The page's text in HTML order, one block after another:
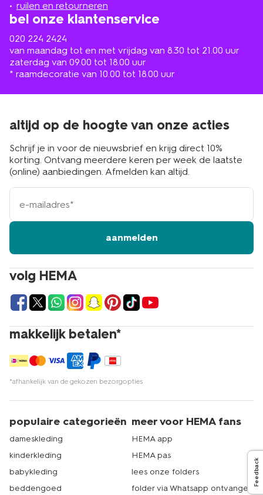
ruilen en retourneren
bel onze klantenservice
020 224 2424
van maandag tot en met vrijdag van 8.30 tot 21.00 uur
zaterdag van 09.00 tot 18.00 uur
* raamdecoratie van 10.00 tot 18.00 uur
volg HEMA
makkelijk betalen*
*afhankelijk van de gekozen bezorgopties
altijd op de hoogte van onze acties
Schrijf je in voor de nieuwsbrief en krijg direct 10%
korting. Ontvang meerdere keren per week de laatste
(online) aanbiedingen. Afmelden kan altijd.
e-
mailadres
aanmelden
populaire categorieën
dameskleding
kinderkleding
babykleding
beddengoed
meer voor HEMA fans
HEMA app
HEMA pas
lees onze folders
folder via Whatsapp ontvangen
Feedback